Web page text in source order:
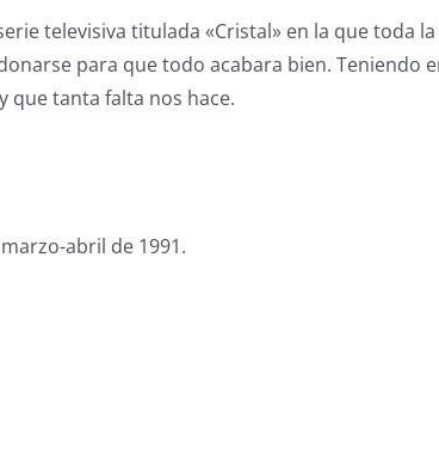
televisiva titulada «Cristal» en la que
para que todo acabara bien. Teniendo
que tanta falta nos hace.
abril de 1991.